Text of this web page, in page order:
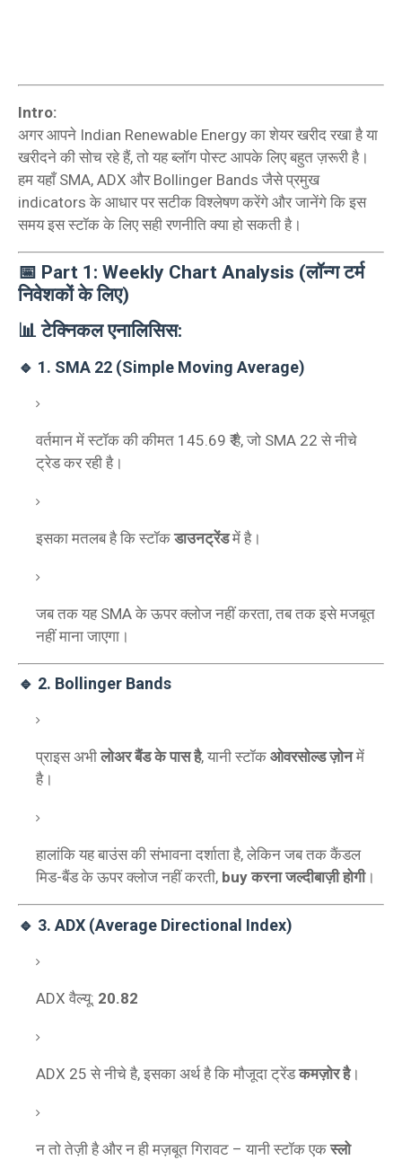
Intro:
अगर आपने Indian Renewable Energy का शेयर खरीद रखा है या
खरीदने की सोच रहे हैं, तो यह ब्लॉग पोस्ट आपके लिए बहुत ज़रूरी है।
हम यहाँ SMA, ADX और Bollinger Bands जैसे प्रमुख
indicators के आधार पर सटीक विश्लेषण करेंगे और जानेंगे कि इस
समय इस स्टॉक के लिए सही रणनीति क्या हो सकती है।
📅 Part 1: Weekly Chart Analysis (लॉन्ग टर्म
निवेशकों के लिए)
📊 टेक्निकल एनालिसिस:
🔹 1. SMA 22 (Simple Moving Average)
वर्तमान में स्टॉक की कीमत 145.69 ₹ है, जो SMA 22 से नीचे
ट्रेड कर रही है।
इसका मतलब है कि स्टॉकडाउनट्रेंडमें है।
जब तक यह SMA के ऊपर क्लोज नहीं करता, तब तक इसे मजबूत
नहीं माना जाएगा।
🔹 2. Bollinger Bands
प्राइस अभीलोअर बैंड के पास है, यानी स्टॉक ओवरसोल्ड ज़ोनमें
है।
हालांकि यह बाउंस की संभावना दर्शाता है, लेकिन जब तक कैंडल
मिड-बैंड के ऊपर क्लोज नहीं करती, buy करना जल्दीबाज़ी होगी।
🔹 3. ADX (Average Directional Index)
ADX वैल्यू: 20.82
ADX 25 से नीचे है, इसका अर्थ है कि मौजूदा ट्रेंडकमज़ोर है।
न तो तेज़ी है और न ही मज़बूत गिरावट – यानी स्टॉक एकस्लो